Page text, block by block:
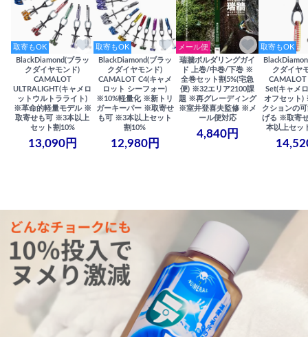
取寄もOK
BlackDiamond(ブラッ
クダイヤモンド)
CAMALOT
ULTRALIGHT(キャメロ
ットウルトラライト)
※革命的軽量モデル ※
取寄せも可 ※3本以上
セット割10%
13,090円
取寄もOK
BlackDiamond(ブラッ
クダイヤモンド)
CAMALOT C4(キャメ
ロット シーフォー)
※10%軽量化 ※新トリ
ガーキーパー ※取寄せ
も可 ※3本以上セット
割10%
12,980円
メール便
瑞牆ボルダリングガイ
ド 上巻/中巻/下巻 ※
全巻セット割5%(宅急
便) ※32エリア2100課
題 ※再グレーディング
※室井登喜夫監修 ※メ
ール便対応
4,840円
取寄もOK
クダイヤ
Set(キャメ
オフセット)
クションの
げる ※取寄
本以上セッ